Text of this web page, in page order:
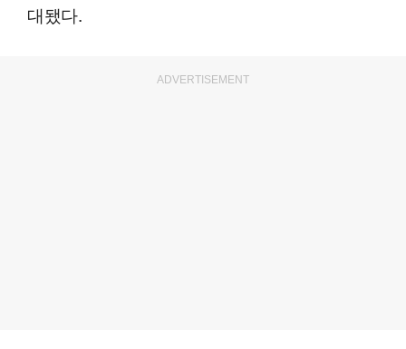
대됐다.
ADVERTISEMENT